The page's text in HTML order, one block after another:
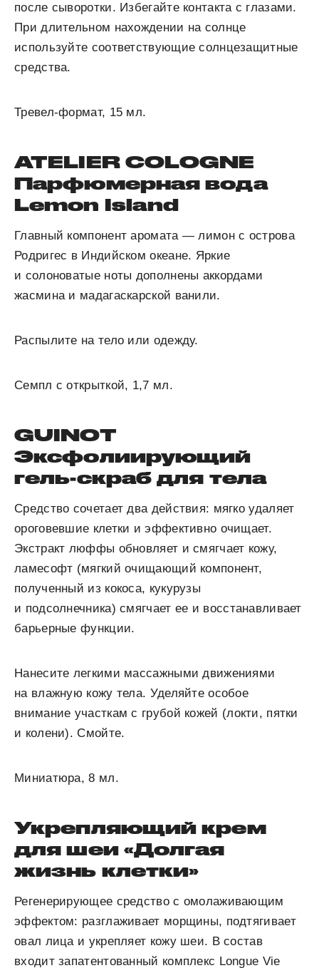
после сыворотки. Избегайте контакта с глазами.
При длительном нахождении на солнце
используйте соответствующие солнцезащитные
средства.
Тревел-формат, 15 мл.
ATELIER COLOGNE
Парфюмерная вода
Lemon Island
Главный компонент аромата — лимон с острова
Родригес в Индийском океане. Яркие
и солоноватые ноты дополнены аккордами
жасмина и мадагаскарской ванили.
Распылите на тело или одежду.
Семпл с открыткой, 1,7 мл.
GUINOT
Эксфолиирующий
гель-скраб для тела
Средство сочетает два действия: мягко удаляет
ороговевшие клетки и эффективно очищает.
Экстракт люффы обновляет и смягчает кожу,
ламесофт (мягкий очищающий компонент,
полученный из кокоса, кукурузы
и подсолнечника) смягчает ее и восстанавливает
барьерные функции.
Нанесите легкими массажными движениями
на влажную кожу тела. Уделяйте особое
внимание участкам с грубой кожей (локти, пятки
и колени). Смойте.
Миниатюра, 8 мл.
Укрепляющий крем
для шеи «Долгая
жизнь клетки»
Регенерирующее средство с омолаживающим
эффектом: разглаживает морщины, подтягивает
овал лица и укрепляет кожу шеи. В состав
входит запатентованный комплекс Longue Vie